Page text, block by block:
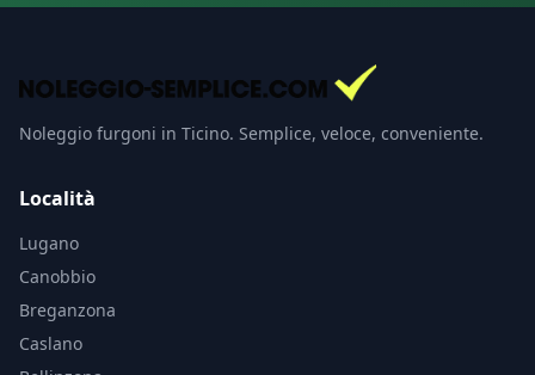
Noleggio furgoni in Ticino. Semplice, veloce, conveniente.
Località
Lugano
Canobbio
Breganzona
Caslano